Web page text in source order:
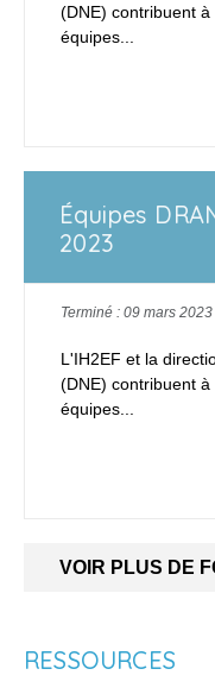
(DNE) contribuent
équipes...
Équipes
2023
Terminé : 09 mars
L'IH2EF et la
(DNE) contribuent
équipes...
VOIR PLUS DE
RESSOURCES